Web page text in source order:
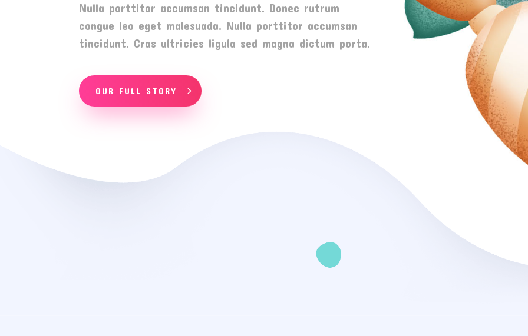
Nulla porttitor accumsan tincidunt. Donec rutrum
congue leo eget malesuada. Nulla porttitor accumsan
tincidunt. Cras ultricies ligula sed magna dictum porta.
OUR FULL STORY